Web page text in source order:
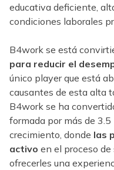
educativa deficiente,
condiciones laborales
B4work se está
para reducir el
único player que está
causantes de esta alta
B4work se ha
formada por más de
crecimiento, donde las
activo en el proceso
ofrecerles una